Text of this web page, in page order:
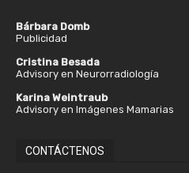
Bárbara Domb
Publicidad
Cristina Besada
Advisory en Neurorradiología
Karina Weintraub
Advisory en Imágenes Mamarias
CONTÁCTENOS